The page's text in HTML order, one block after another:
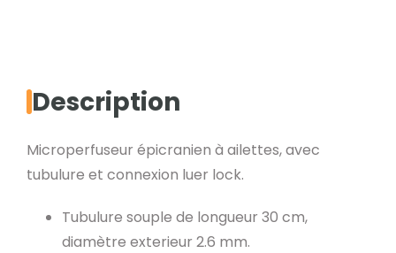
Description
Microperfuseur épicranien à ailettes, avec
tubulure et connexion luer lock.
Tubulure souple de longueur 30 cm,
diamètre exterieur 2.6 mm.